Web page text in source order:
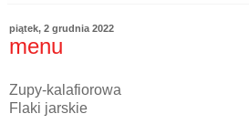
piątek, 2 grudnia 2022
menu
Zupy-kalafiorowa
Flaki jarskie